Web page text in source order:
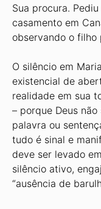
Sua procura.
casamento em
observando o filho
O silêncio em
existencial de
realidade em sua
– porque Deus
palavra ou
tudo é sinal e
deve ser levado
silêncio ativo,
“ausência de